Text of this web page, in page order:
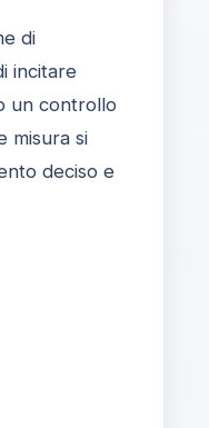
di
incitare
un controllo
misura si
deciso e